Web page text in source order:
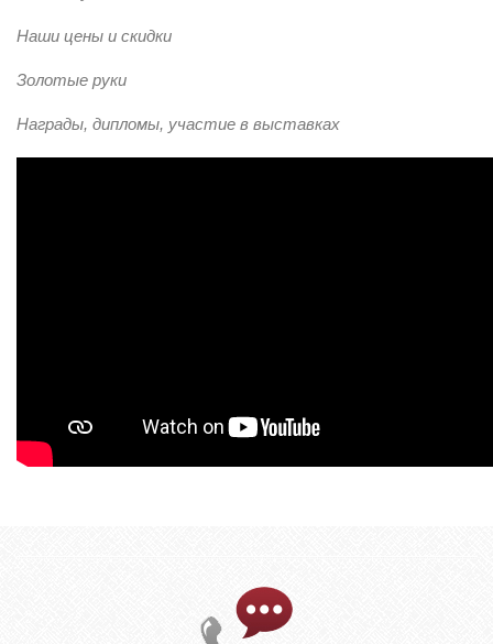
Наши цены и скидки
Золотые руки
Награды, дипломы, участие в выставках